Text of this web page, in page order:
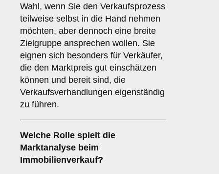
Wahl, wenn Sie den Verkaufsprozess
teilweise selbst in die Hand nehmen
möchten, aber dennoch eine breite
Zielgruppe ansprechen wollen. Sie
eignen sich besonders für Verkäufer,
die den Marktpreis gut einschätzen
können und bereit sind, die
Verkaufsverhandlungen eigenständig
zu führen.
Welche Rolle spielt die
Marktanalyse beim
Immobilienverkauf?